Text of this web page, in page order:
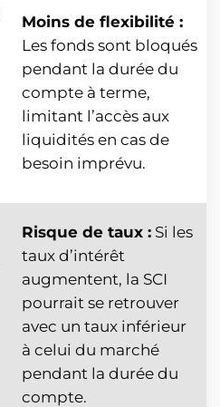
Moins de flexibilité :
Les fonds sont bloqués
pendant la durée du
compte à terme,
limitant l’accès aux
liquidités en cas de
besoin imprévu.
Risque de taux : Si les
taux d’intérêt
augmentent, la SCI
pourrait se retrouver
avec un taux inférieur
à celui du marché
pendant la durée du
compte.